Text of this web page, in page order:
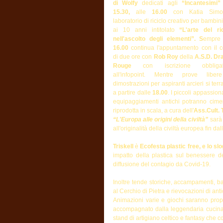
di Wolfy dedicati agli “Incantesimi”
15.30, alle 16.00 con Katia
laboratorio di riciclo creativo per
ai 10 anni intitolato “L'arte del
nell'ascolto degli elementi”. S
16.00 continua l'appuntamento con il
di due ore con Rob Roy della A.S.D.
Rouge con iscrizione
all'infopoint. Mentre prove
dimostrazioni per aspiranti arcieri si
a partire dalle 18.00. I piccoli
equipaggiamenti antichi potranno
riprodotta in scala, a cura dell'Ass.Cult.
“L'Europa alle origini della civiltà”
all'originalità della civiltà europea fin
Triskell è Ecofesta plastic free, e lo
impatto della plastica sul benessere
diffusione del contagio da Covid-19.
Inoltre tende storiche, accampamenti,
al Cerchio di Pietra e rievocazioni di
Animazioni varie e giochi saranno
accompagnato dalla leggendaria
stand di artigiano celtico e fantasy che